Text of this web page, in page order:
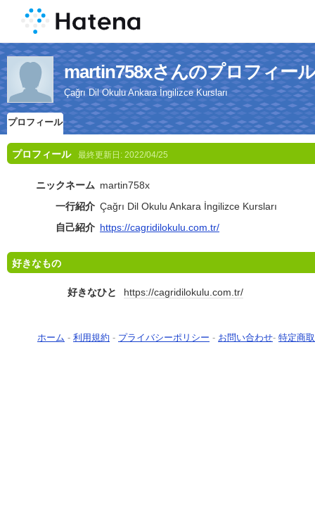
martin758xさんのプロフィール
Çağrı Dil Okulu Ankara İngilizce Kursları
プロフィール
プロフィール 最終更新日: 2022/04/25
ニックネーム martin758x
一行紹介 Çağrı Dil Okulu Ankara İngilizce Kursları
自己紹介 https://cagridilokulu.com.tr/
好きなもの
好きなひと https://cagridilokulu.com.tr/
ホーム - 利用規約 - プライバシーポリシー - お問い合わせ- 特定商